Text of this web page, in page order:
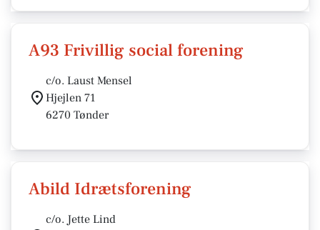
A93 Frivillig social forening
c/o. Laust Mensel
Hjejlen 71
6270 Tønder
Abild Idrætsforening
c/o. Jette Lind